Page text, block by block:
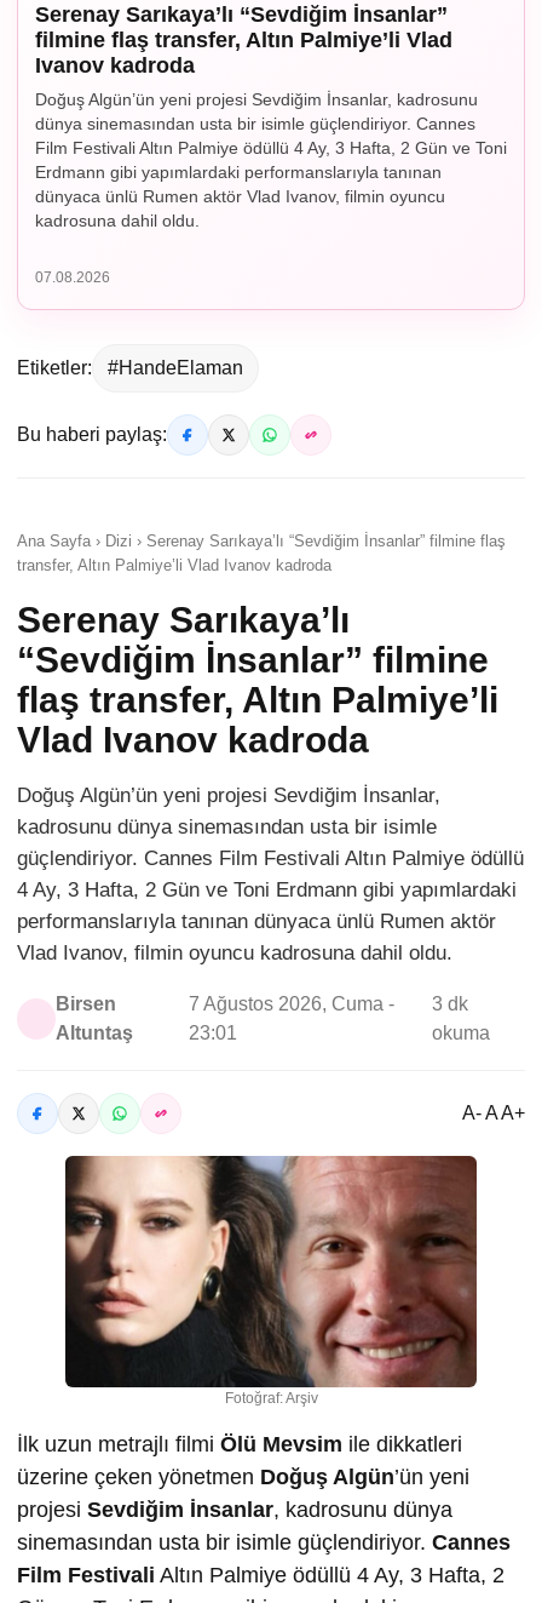
Serenay Sarıkaya’lı “Sevdiğim İnsanlar”
filmine flaş transfer, Altın Palmiye’li Vlad
Ivanov kadroda
Doğuş Algün’ün yeni projesi Sevdiğim İnsanlar, kadrosunu
dünya sinemasından usta bir isimle güçlendiriyor. Cannes
Film Festivali Altın Palmiye ödüllü 4 Ay, 3 Hafta, 2 Gün ve Toni
Erdmann gibi yapımlardaki performanslarıyla tanınan
dünyaca ünlü Rumen aktör Vlad Ivanov, filmin oyuncu
kadrosuna dahil oldu.
07.08.2026
Etiketler: #HandeElaman
Bu haberi paylaş:
Ana Sayfa › Dizi › Serenay Sarıkaya’lı “Sevdiğim İnsanlar” filmine flaş
transfer, Altın Palmiye’li Vlad Ivanov kadroda
Serenay Sarıkaya’lı
“Sevdiğim İnsanlar” filmine
flaş transfer, Altın Palmiye’li
Vlad Ivanov kadroda
Doğuş Algün’ün yeni projesi Sevdiğim İnsanlar,
kadrosunu dünya sinemasından usta bir isimle
güçlendiriyor. Cannes Film Festivali Altın Palmiye ödüllü
4 Ay, 3 Hafta, 2 Gün ve Toni Erdmann gibi yapımlardaki
performanslarıyla tanınan dünyaca ünlü Rumen aktör
Vlad Ivanov, filmin oyuncu kadrosuna dahil oldu.
Birsen
Altuntaş
7 Ağustos 2026, Cuma -
23:01
3 dk
okuma
A- A A+
Fotoğraf: Arşiv
İlk uzun metrajlı filmi Ölü Mevsim ile dikkatleri
üzerine çeken yönetmen Doğuş Algün’ün yeni
projesi Sevdiğim İnsanlar, kadrosunu dünya
sinemasından usta bir isimle güçlendiriyor. Cannes
Film Festivali Altın Palmiye ödüllü 4 Ay, 3 Hafta, 2